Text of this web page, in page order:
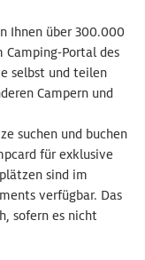
Ihnen über 300.000
Camping-Portal des
selbst und teilen
Campern und
suchen und buchen
für exklusive
sind im
verfügbar. Das
sofern es nicht